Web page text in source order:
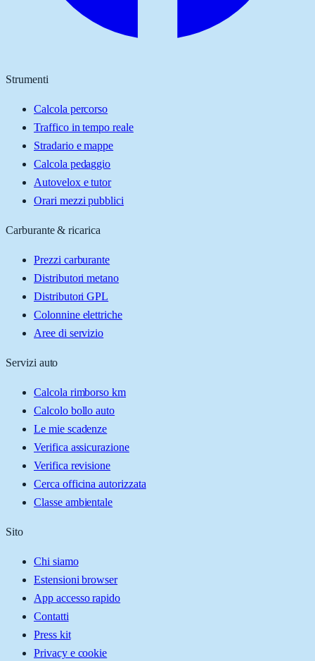
Strumenti
Calcola percorso
Traffico in tempo reale
Stradario e mappe
Calcola pedaggio
Autovelox e tutor
Orari mezzi pubblici
Carburante & ricarica
Prezzi carburante
Distributori metano
Distributori GPL
Colonnine elettriche
Aree di servizio
Servizi auto
Calcola rimborso km
Calcolo bollo auto
Le mie scadenze
Verifica assicurazione
Verifica revisione
Cerca officina autorizzata
Classe ambientale
Sito
Chi siamo
Estensioni browser
App accesso rapido
Contatti
Press kit
Privacy e cookie